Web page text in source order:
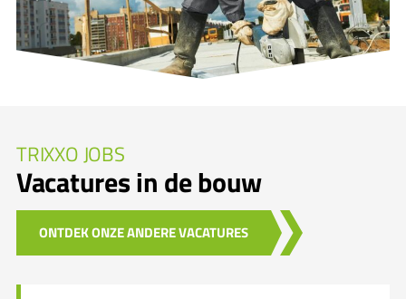
TRIXXO JOBS
Vacatures in de bouw
ONTDEK ONZE ANDERE VACATURES